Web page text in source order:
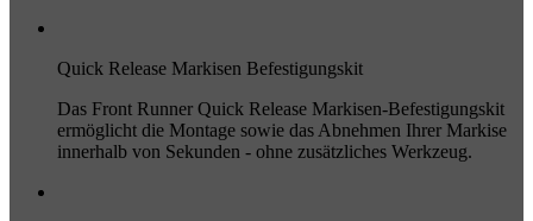
Quick Release Markisen Befestigungskit
Das Front Runner Quick Release Markisen-Befestigungskit
ermöglicht die Montage sowie das Abnehmen Ihrer Markise
innerhalb von Sekunden - ohne zusätzliches Werkzeug.